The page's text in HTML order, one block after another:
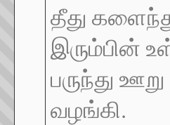
தீது
இரும்பின்
பருந்து
வழங்கி.